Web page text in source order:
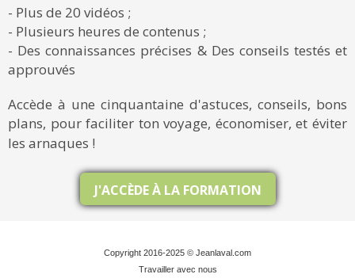
- Plus de 20 vidéos ;
- Plusieurs heures de contenus ;
- Des connaissances précises & Des conseils testés et
approuvés
Accède à une cinquantaine d'astuces, conseils, bons
plans, pour faciliter ton voyage, économiser, et éviter
les arnaques !
J'ACCÈDE À LA FORMATION
Copyright 2016-2025 © Jeanlaval.com
Travailler avec nous